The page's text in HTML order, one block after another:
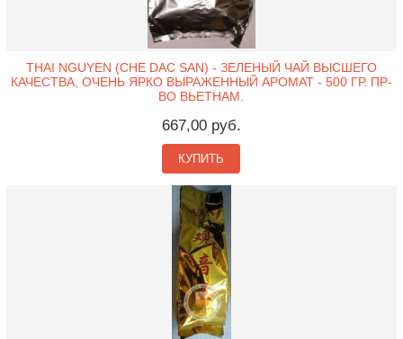
THAI NGUYEN (CHE DAC SAN) - ЗЕЛЕНЫЙ ЧАЙ ВЫСШЕГО
КАЧЕСТВА, ОЧЕНЬ ЯРКО ВЫРАЖЕННЫЙ АРОМАТ - 500 ГР. ПР-
ВО ВЬЕТНАМ.
667,00 руб.
КУПИТЬ